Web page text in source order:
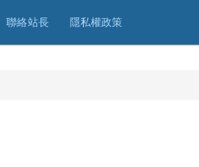
聯絡站長 隱私權政策